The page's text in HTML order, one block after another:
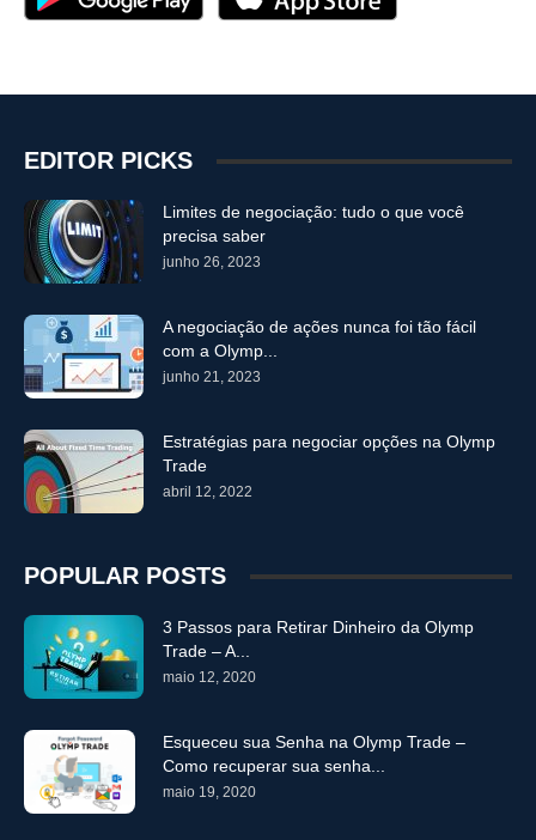
EDITOR PICKS
Limites de negociação: tudo o que você
precisa saber
junho 26, 2023
A negociação de ações nunca foi tão fácil
com a Olymp...
junho 21, 2023
Estratégias para negociar opções na Olymp
Trade
abril 12, 2022
POPULAR POSTS
3 Passos para Retirar Dinheiro da Olymp
Trade – A...
maio 12, 2020
Esqueceu sua Senha na Olymp Trade –
Como recuperar sua senha...
maio 19, 2020